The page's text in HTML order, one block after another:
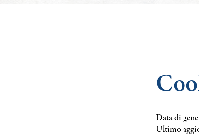
Data di
Ultimo